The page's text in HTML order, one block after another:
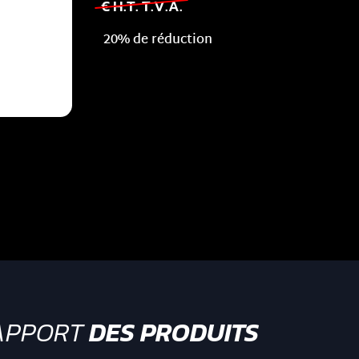
€ H.T. T.V.A.
20% de réduction
DES PRODUITS